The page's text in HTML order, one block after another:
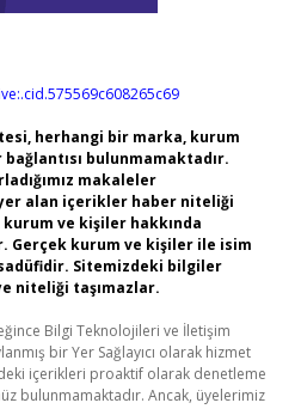
herhangi bir marka, kurum
bulunmamaktadır.
makaleler
alan içerikler haber niteliği
ve kişiler hakkında
Gerçek kurum ve kişiler ile isim
Sitemizdeki bilgiler
niteliği taşımazlar.
Bilgi Teknolojileri ve İletişim
bir Yer Sağlayıcı olarak hizmet
içerikleri proaktif olarak denetleme
bulunmamaktadır. Ancak, üyelerimiz